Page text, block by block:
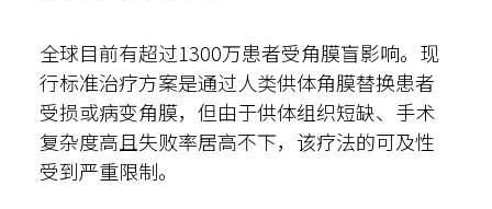
全球目前有超过1300万患者受角膜盲影响。现
行标准治疗方案是通过人类供体角膜替换患者
受损或病变角膜，但由于供体组织短缺、手术
复杂度高且失败率居高不下，该疗法的可及性
受到严重限制。